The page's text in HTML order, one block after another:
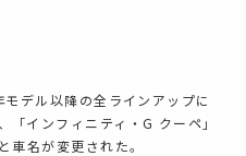
デル以降の全ラインアップに
「インフィニティ・G クーペ」
車名が変更された。